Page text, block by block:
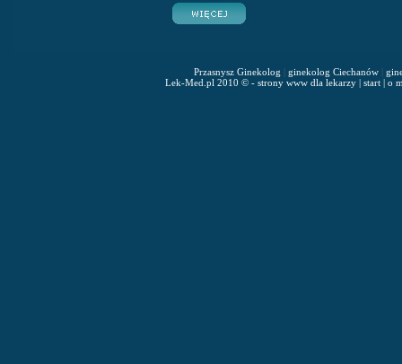
Przasnysz Ginekolog | ginekolog Ciechanów|
Lek-Med.pl 2010 © - strony www dla lekarzy| start| o